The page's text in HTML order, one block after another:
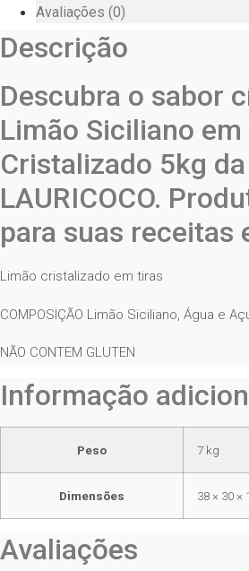
Avaliações (0)
Descrição
Descubra o sabor
Limão Siciliano em
Cristalizado 5kg da
LAURICOCO.
para suas receitas
Limão cristalizado em tiras
COMPOSIÇÃO Limão Siciliano, Água e
NÃO CONTEM GLUTEN
Informação
Peso 7 kg
Dimensões 38 × 30 ×
Avaliações